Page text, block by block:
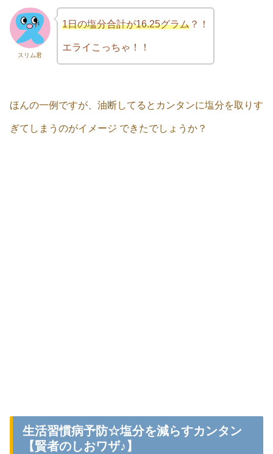
スリム君
1日の塩分合計が16.25グラム？！
エライこっちゃ！！
ほんの一例ですが、油断してるとカンタンに塩分を取りす
ぎてしまうのがイメージ できたでしょうか？
生活習慣病予防☆塩分を減らすカンタン
【賢者のしおワザ♪】